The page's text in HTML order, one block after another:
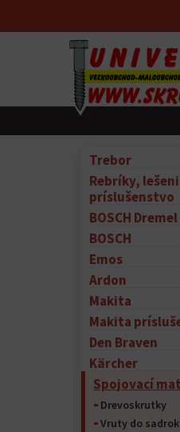
Trebor
Rebríky,
príslušenstvo
BOSCH Dremel
BOSCH
Emos
Ardon
Makita
Makita
Den Braven
Kärcher
Spojovací
Drevoskrutky
Vruty do